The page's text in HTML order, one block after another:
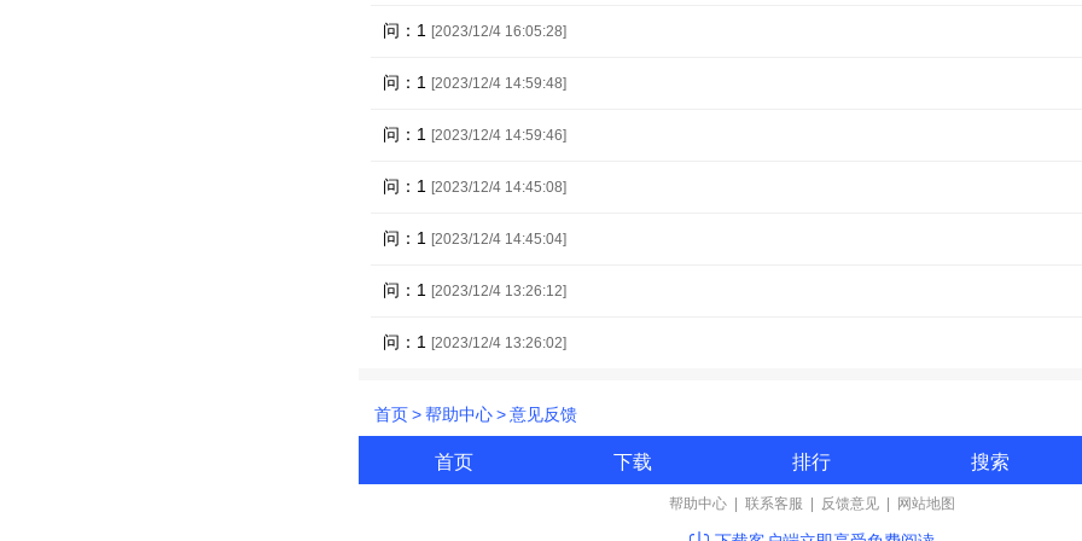
问：1 [2023/12/4 16:05:28]
问：1 [2023/12/4 14:59:48]
问：1 [2023/12/4 14:59:46]
问：1 [2023/12/4 14:45:08]
问：1 [2023/12/4 14:45:04]
问：1 [2023/12/4 13:26:12]
问：1 [2023/12/4 13:26:02]
首页>帮助中心>意见反馈
首页 下载 排行 搜索
帮助中心 联系客服 反馈意见 网站地图